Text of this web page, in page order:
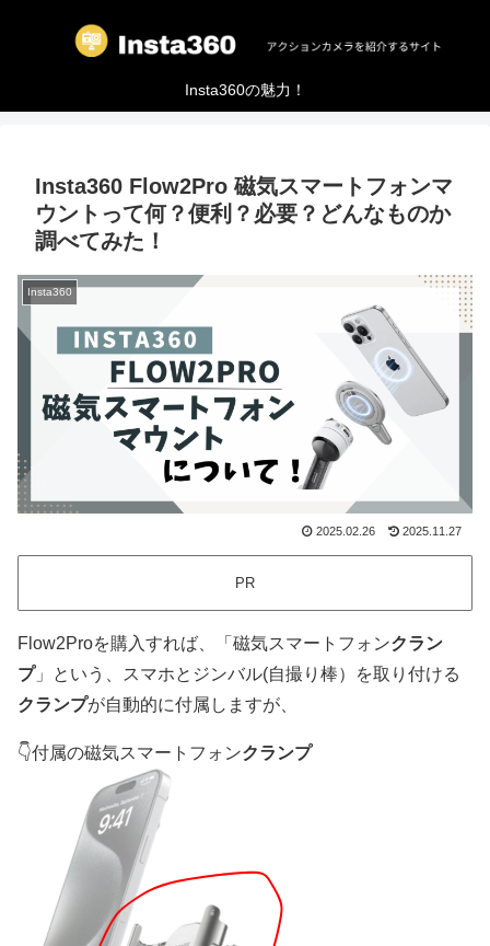
Insta360の魅力！
Insta360 Flow2Pro 磁気スマートフォンマ
ウントって何？便利？必要？どんなものか
調べてみた！
Insta360
2025.02.26 2025.11.27
PR
Flow2Proを購入すれば、「磁気スマートフォンクラン
プ」という、スマホとジンバル(自撮り棒）を取り付ける
クランプが自動的に付属しますが、
👇付属の磁気スマートフォンクランプ